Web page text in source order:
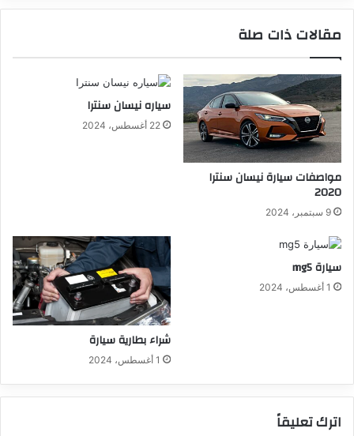
مقالات ذات صلة
مواصفات سيارة نيسان سنترا
2020
9 سبتمبر، 2024
سياره نيسان سنترا
22 أغسطس، 2024
سيارة mg5
1 أغسطس، 2024
شراء بطارية سيارة
1 أغسطس، 2024
اترك تعليقاً